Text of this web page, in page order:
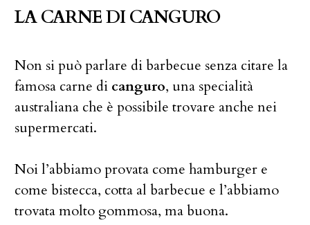
LA CARNE DI CANGURO
Non si può parlare di barbecue senza citare la
famosa carne di canguro, una specialità
australiana che è possibile trovare anche nei
supermercati.
Noi l’abbiamo provata come hamburger e
come bistecca, cotta al barbecue e l’abbiamo
trovata molto gommosa, ma buona.